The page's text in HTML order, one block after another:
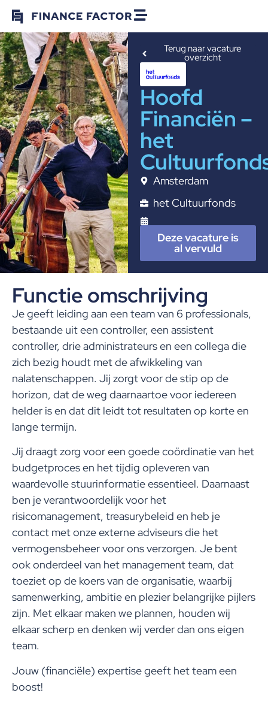
Terug naar vacature
overzicht
Hoofd
Financiën –
het
Amsterdam
het Cultuurfonds
Deze vacature is
al vervuld
Functie omschrijving
Je geeft leiding aan een team van 6 professionals,
bestaande uit een controller, een assistent
controller, drie administrateurs en een collega die
zich bezig houdt met de afwikkeling van
nalatenschappen. Jij zorgt voor de stip op de
horizon, dat de weg daarnaartoe voor iedereen
helder is en dat dit leidt tot resultaten op korte en
lange termijn.
Jij draagt zorg voor een goede coördinatie van het
budgetproces en het tijdig opleveren van
waardevolle stuurinformatie essentieel. Daarnaast
ben je verantwoordelijk voor het
risicomanagement, treasurybeleid en heb je
contact met onze externe adviseurs die het
vermogensbeheer voor ons verzorgen. Je bent
ook onderdeel van het management team, dat
toeziet op de koers van de organisatie, waarbij
samenwerking, ambitie en plezier belangrijke pijlers
zijn. Met elkaar maken we plannen, houden wij
elkaar scherp en denken wij verder dan ons eigen
team.
Jouw (financiële) expertise geeft het team een
boost!